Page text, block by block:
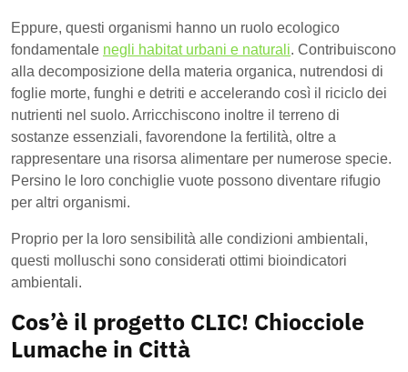
Eppure, questi organismi hanno un ruolo ecologico
fondamentale negli habitat urbani e naturali. Contribuiscono
alla decomposizione della materia organica, nutrendosi di
foglie morte, funghi e detriti e accelerando così il riciclo dei
nutrienti nel suolo. Arricchiscono inoltre il terreno di
sostanze essenziali, favorendone la fertilità, oltre a
rappresentare una risorsa alimentare per numerose specie.
Persino le loro conchiglie vuote possono diventare rifugio
per altri organismi.
Proprio per la loro sensibilità alle condizioni ambientali,
questi molluschi sono considerati ottimi bioindicatori
ambientali.
Cos’è il progetto CLIC! Chiocciole
Lumache in Città